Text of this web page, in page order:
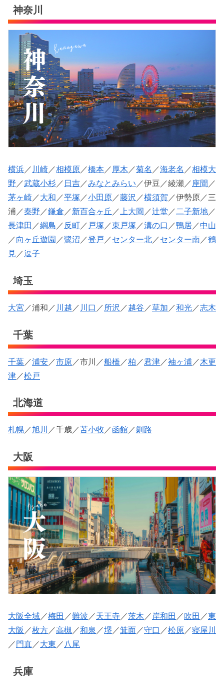
神奈川
横浜 ／ 川崎 ／相模原 ／橋本 ／ 厚木 ／菊名 ／海老名 ／相模大
野 ／武蔵小杉 ／ 日吉 ／みなとみらい ／伊豆／綾瀬／ 座間 ／
茅ヶ崎 ／大和 ／平塚 ／小田原 ／藤沢 ／横須賀 ／伊勢原／三
浦／秦野 ／鎌倉 ／新百合ヶ丘 ／ 上大岡 ／辻堂 ／ 二子新地 ／
長津田 ／綱島 ／ 反町 ／ 戸塚 ／東戸塚 ／溝の口 ／鴨居 ／中山
／向ヶ丘遊園 ／鷺沼 ／登戸 ／センター北 ／センター南 ／鶴
見 ／逗子
埼玉
大宮 ／浦和／ 川越 ／ 川口 ／ 所沢 ／越谷 ／草加 ／和光 ／志木
千葉
千葉 ／浦安 ／市原 ／市川／船橋 ／柏 ／君津 ／袖ヶ浦 ／木更
津 ／松戸
北海道
札幌／旭川 ／千歳／苫小牧／函館／釧路
大阪
大阪全域 ／梅田 ／難波 ／天王寺 ／茨木 ／ 岸和田 ／吹田 ／東
大阪 ／枚方 ／高槻 ／和泉 ／堺 ／箕面 ／守口 ／松原 ／寝屋川
／門真 ／大東 ／ 八尾
兵庫